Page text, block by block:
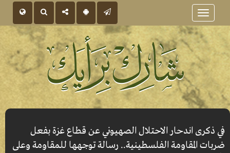
Toggle
navigation
في ذكرى اندحار الاحتلال الصهيوني عن قطاع غزة بفعل
ضربات المقاومة الفلسطينية.. رسالة توجهها للمقاومة وعلى